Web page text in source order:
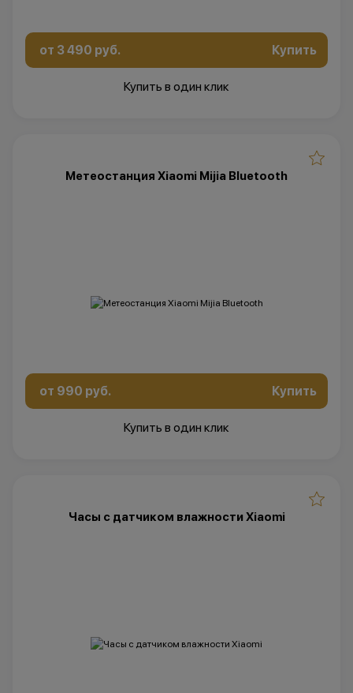
от 3 490 руб. Купить
Купить в один клик
Метеостанция Xiaomi Mijia Bluetooth
от 990 руб. Купить
Купить в один клик
Часы с датчиком влажности Xiaomi